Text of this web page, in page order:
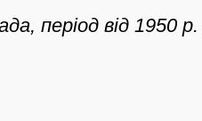
період від 1950